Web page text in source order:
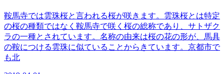
鞍馬寺では雲珠桜と言われる桜が咲きます。雲珠桜とは特定
の桜の種類ではなく鞍馬寺で咲く桜の総称であり、サトザク
ラの一種とされています。名称の由来は桜の花の形が、馬具
の鞍につける雲珠に似ていることからきています。京都市で
も北